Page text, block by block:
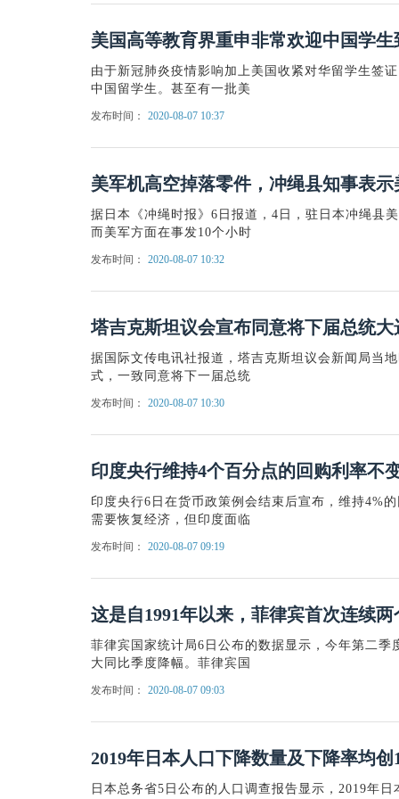
美国高等教育界重申非常欢迎中国学生
由于新冠肺炎疫情影响加上美国收紧对华留学生签
中国留学生。甚至有一批美
发布时间： 2020-08-07 10:37
美军机高空掉落零件，冲绳县知事表
据日本《冲绳时报》6日报道，4日，驻日本冲绳县
而美军方面在事发10个小时
发布时间： 2020-08-07 10:32
塔吉克斯坦议会宣布同意将下届总统大
据国际文传电讯社报道，塔吉克斯坦议会新闻局当
式，一致同意将下一届总统
发布时间： 2020-08-07 10:30
印度央行维持4个百分点的回购利率不
印度央行6日在货币政策例会结束后宣布，维持4%
需要恢复经济，但印度面临
发布时间： 2020-08-07 09:19
这是自1991年以来，菲律宾首次连续
菲律宾国家统计局6日公布的数据显示，今年第二
大同比季度降幅。菲律宾国
发布时间： 2020-08-07 09:03
2019年日本人口下降数量及下降率均创
日本总务省5日公布的人口调查报告显示，2019年